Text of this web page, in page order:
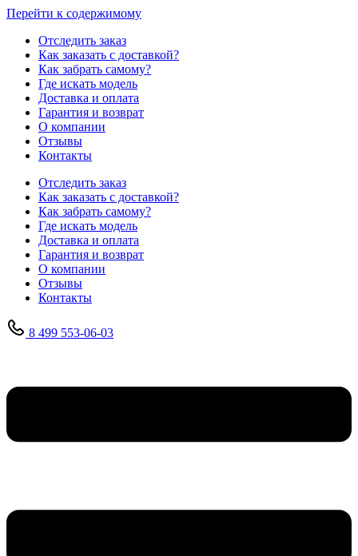
Перейти к содержимому
Отследить заказ
Как заказать с доставкой?
Как забрать самому?
Где искать модель
Доставка и оплата
Гарантия и возврат
О компании
Отзывы
Контакты
Отследить заказ
Как заказать с доставкой?
Как забрать самому?
Где искать модель
Доставка и оплата
Гарантия и возврат
О компании
Отзывы
Контакты
8 499 553-06-03